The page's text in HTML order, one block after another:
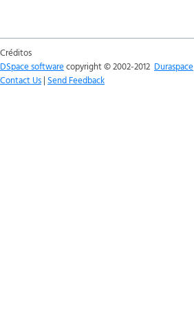
Créditos
DSpace softwarecopyright © 2002-2012 Duraspace
Contact Us | Send Feedback